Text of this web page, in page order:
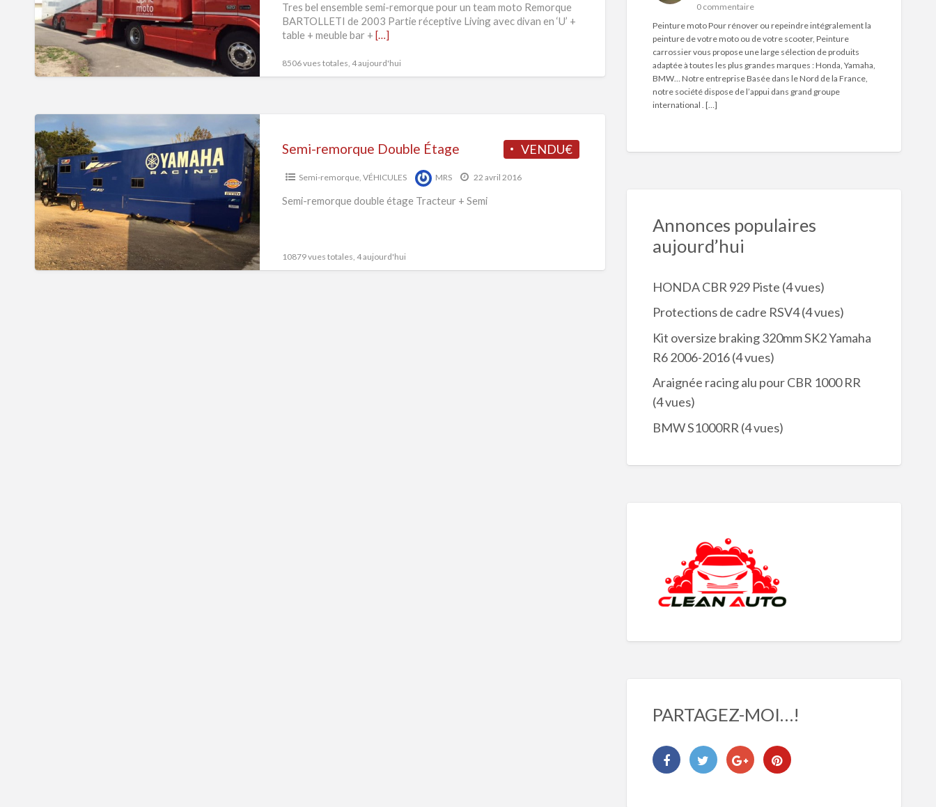
Tres bel ensemble semi-remorque pour un team moto Remorque
BARTOLLETI de 2003 Partie réceptive Living avec divan en ‘U’ +
table + meuble bar + […]
8506 vues totales, 4 aujourd'hui
Semi-
remorque
Double
Étage
VENDU€
Semi-remorque Double Étage
Semi-remorque, VÉHICULES MRS 22 avril 2016
Semi-remorque double étage Tracteur + Semi
10879 vues totales, 4 aujourd'hui
0 commentaire
Peinture moto Pour rénover ou repeindre intégralement la
peinture de votre moto ou de votre scooter, Peinture
carrossier vous propose une large sélection de produits
adaptée à toutes les plus grandes marques : Honda, Yamaha,
BMW… Notre entreprise Basée dans le Nord de la France,
notre société dispose de l’appui dans grand groupe
international . […]
Annonces populaires
aujourd’hui
HONDA CBR 929 Piste (4 vues)
Protections de cadre RSV4(4 vues)
Kit oversize braking 320mm SK2 Yamaha
R6 2006-2016(4 vues)
Araignée racing alu pour CBR 1000 RR
(4 vues)
BMW S1000RR (4 vues)
PARTAGEZ-MOI…!